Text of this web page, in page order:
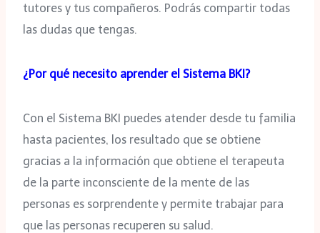
tutores y tus compañeros. Podrás compartir todas
las dudas que tengas.
¿Por qué necesito aprender el Sistema BKI?
Con el Sistema BKI puedes atender desde tu familia
hasta pacientes, los resultado que se obtiene
gracias a la información que obtiene el terapeuta
de la parte inconsciente de la mente de las
personas es sorprendente y permite trabajar para
que las personas recuperen su salud.